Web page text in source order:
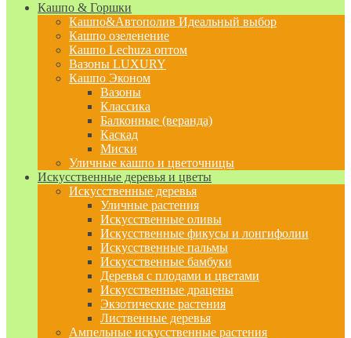
Кашпо & Горшки
Кашпо&Автополив Идеальный выбор
Кашпо озеленение
Кашпо Lechuza оптом
Вазоны LUXURY
Кашпо Эконом
Вазоны
Классика
Балконные (веранда)
Каскад
Миски
Уличные кашпо и цветочницы
Искусственные деревья и цветы
Искусственные деревья
Уличные растения
Искусственные оливы
Искусственные фикусы и лонгифолии
Искусственные пальмы
Искусственные бамбуки
Деревья с плодами и цветами
Искусственные драцены
Экзотические растения
Лиственные деревья
Ампельные искусственные растения